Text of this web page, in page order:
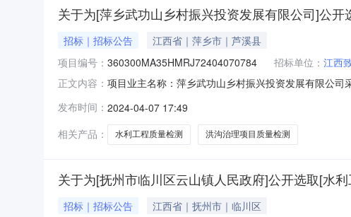
关于为[萍乡武功山乡村振兴投资发展有限公司]公
招标｜招标公告
江西省｜萍乡市｜芦溪县
项目编号： 360300MA35HMRJ72404070784 招标单位： 江西
正文内容： 项目业主名称：萍乡武功山乡村振兴投资发展有限公
内容：负责该项目质量检测洽谈时间：7（个工作日）
直购企业：江西
发布时间： 2024-04-07 17:49
相关产品：
水利工程质量检测 洪沟治理项目质量检测
关于为[抚州市临川区云山镇人民政府]公开选取[水
招标｜招标公告 江西省｜抚州市｜临川区